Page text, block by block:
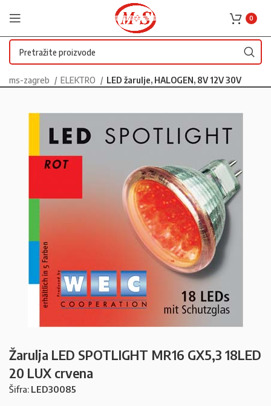
0
ms-zagreb ELEKTRO LED žarulje, HALOGEN, 8V 12V 30V
Žarulja LED SPOTLIGHT MR16 GX5,3 18LED
20 LUX crvena
Šifra: LED30085